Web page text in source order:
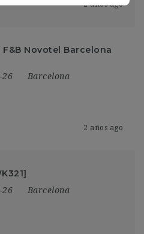
2 años ago
Novotel Barcelona
26 Barcelona
2 años ago
26 Barcelona